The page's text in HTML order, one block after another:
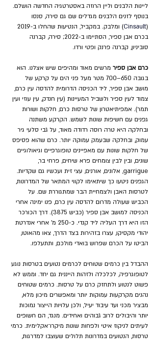
ליינות הלבנים וליין הרוזה באסטרטגיה החדשה הושלם.
בנוסף לזנים הלבנים מגדלים שם גם סירה, סנסו
(
Cinsault
בכרם אבן ספיר, הסתיימו ב-2022; סירה, קברנה
סוביניון, קברנה פרנק ופטי ורדו.
כרם אבן ספיר מרשים מאוד ומהיפים שיש אצלנו. הוא
בגובה 650–700 מטר מעל פני הים על קרקע של
מושב אבן ספיר, ליד הכניסה הדרומית להדסה עין כרם,
צמוד לעין ספיר ולשביל המעיינות (עין חנדק, עין עוזי ועין
תמר). אמפיתיאטרון של טרסות כרם, חלקות ושורות
גפנים עם חשיפות שונות לשמש. הקרקע משתנה
ובחלקה היא טרה רוסה רדודה מאוד, על גבי סלעי גיר
עמוק, ובחלקה שבעמק עמוקה יותר. כרם שהוא פסיפס
של חלקות שונות עם מאפיינים טופוגרפיים וגיאולוגיים
שונים, ובין לבין צומחים פרא שיחים, פרחי בר,
garrigue, אלונים, אורנים, עצי זית ועכשיו גם שקדיות.
הגפנים ניטעו כך שיתאימו לקווי המתאר של המדרונות,
לטרסות האבן ולצמחיית הבר שמתגוררת שם. על
הכביש שעולה מדרום להדסה עין כרם, פנו ימינה אחרי
הכניסה למושב אבן ספיר (כביש 3875). דרך הכורכר
הזו היא דרך העליה ליד קנדי. כ-250 מ' אחרי אנדרטת
יהודי מקסיקו, עצרו בזהירות בצד הדרך, צאו מהאוטו,
הביטו על הכרם שפרוש בואדי מולכם, ותתעלפו.
ההבדל בין כרמים שטוחים לכרמים נטועים בטרסות נוגע
לטופוגרפיה, לכלכלה ולזהות הייננית גם יחד. וממש לא
פשוט לנטוע ולתחזק כרם על טרסות. כרמים שטוחים
נהנים מקרקעות עמוקות יותר ומאפשרים מיכון מלא,
מבציר מכני ועד עיבוד יעיל, ולכן עלויות הייצור נמוכות
יותר והיבולים לרוב גבוהים ואחידים. מנגד, הם חשופים
לעיתים לניקוז איטי ולפחות שונות מיקרו־אקלימית. כרמי
טרסות, הנטועים במדרונות תלולים שעוצבו למדרגות,